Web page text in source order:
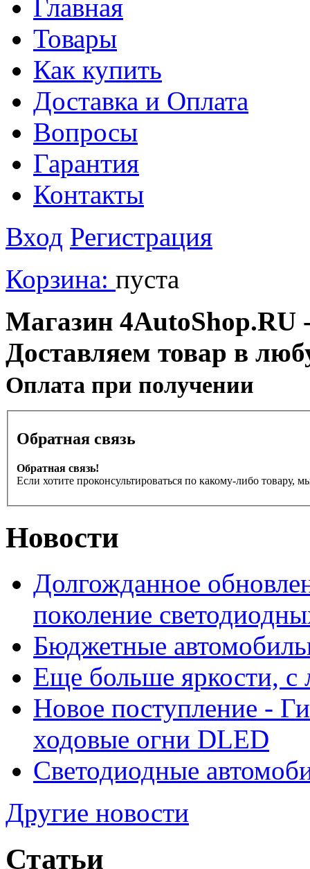
Главная
Товары
Как купить
Доставка и Оплата
Вопросы
Гарантия
Контакты
Вход Регистрация
Корзина: пуста
Магазин 4AutoShop.RU
Доставляем товар в
Оплата при получении
Обратная связь
Обратная связь!
Если хотите проконсультироваться по какому-либо товару,
Новости
Долгожданное
поколение
Бюджетные
Еще больше яркости,
Новое поступление -
ходовые огни DLED
Светодиодные
Другие новости
Статьи